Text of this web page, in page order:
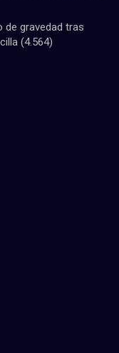
de gravedad tras
(4.564)